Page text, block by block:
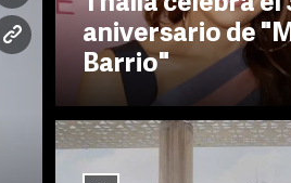
aniversario de
Barrio"